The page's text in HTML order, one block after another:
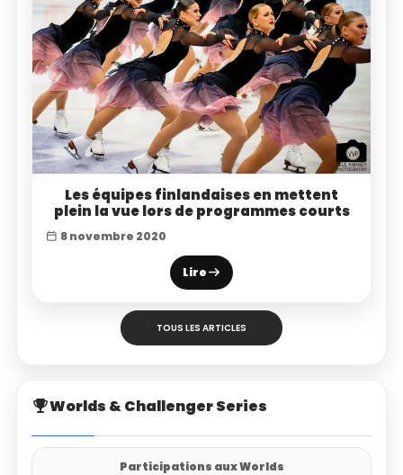
Les équipes finlandaises en mettent
plein la vue lors de programmes courts
8 novembre 2020
Lire
TOUS LES ARTICLES
Worlds & Challenger Series
Participations aux Worlds